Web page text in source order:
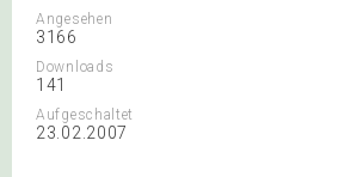
Angesehen
3166
Downloads
141
Aufgeschaltet
23.02.2007